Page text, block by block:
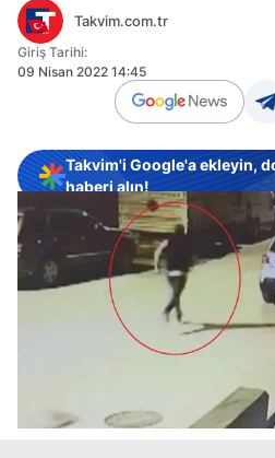
Takvim.com.tr
Giriş Tarihi:
09 Nisan 2022 14:45
Takvim'i Google'a ekleyin,
haberi alın!